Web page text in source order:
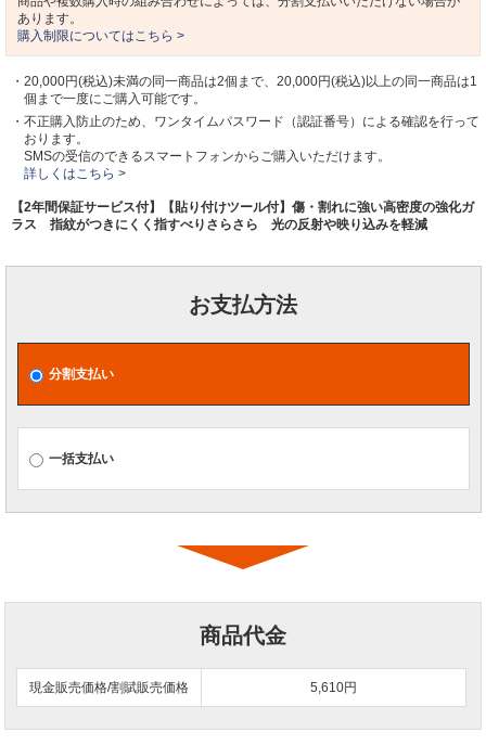
あります。
購入制限についてはこちら >
・20,000円(税込)未満の同一商品は2個まで、20,000円(税込)以上の同一商品は1
個まで一度にご購入可能です。
・不正購入防止のため、ワンタイムパスワード（認証番号）による確認を行って
おります。
SMSの受信のできるスマートフォンからご購入いただけます。
詳しくはこちら >
【2年間保証サービス付】【貼り付けツール付】傷・割れに強い高密度の強化ガ
ラス 指紋がつきにくく指すべりさらさら 光の反射や映り込みを軽減
お支払方法
分割支払い
一括支払い
商品代金
現金販売価格/割賦販売価格 5,610円